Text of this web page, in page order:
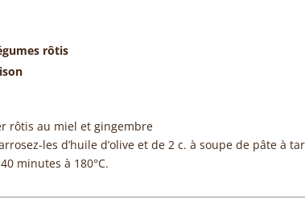
rôtis
rôtis au miel et gingembre
les d’huile d’olive et de 2 c. à soupe de pâte à
minutes à 180°C.